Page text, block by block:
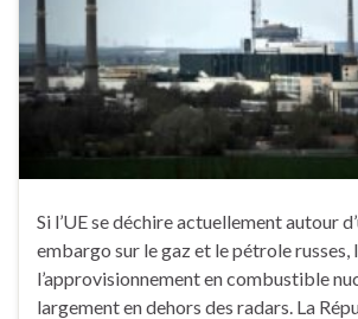
Si l’UE se déchire actuellement autour
embargo sur le gaz et le pétrole russes,
l’approvisionnement en combustible
largement en dehors des radars. La